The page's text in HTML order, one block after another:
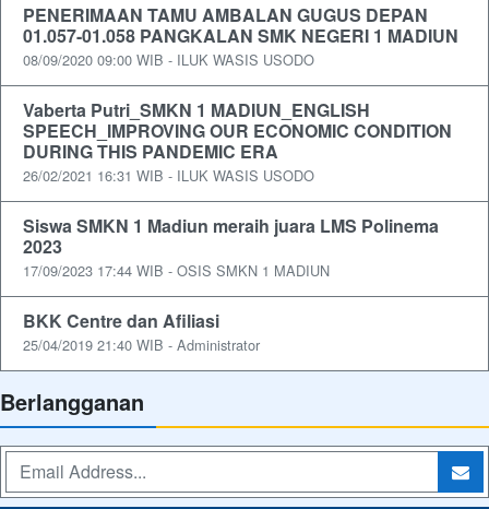
PENERIMAAN TAMU AMBALAN GUGUS DEPAN
01.057-01.058 PANGKALAN SMK NEGERI 1 MADIUN
08/09/2020 09:00 WIB - ILUK WASIS USODO
Vaberta Putri_SMKN 1 MADIUN_ENGLISH
SPEECH_IMPROVING OUR ECONOMIC CONDITION
DURING THIS PANDEMIC ERA
26/02/2021 16:31 WIB - ILUK WASIS USODO
Siswa SMKN 1 Madiun meraih juara LMS Polinema
2023
17/09/2023 17:44 WIB - OSIS SMKN 1 MADIUN
BKK Centre dan Afiliasi
25/04/2019 21:40 WIB - Administrator
Berlangganan